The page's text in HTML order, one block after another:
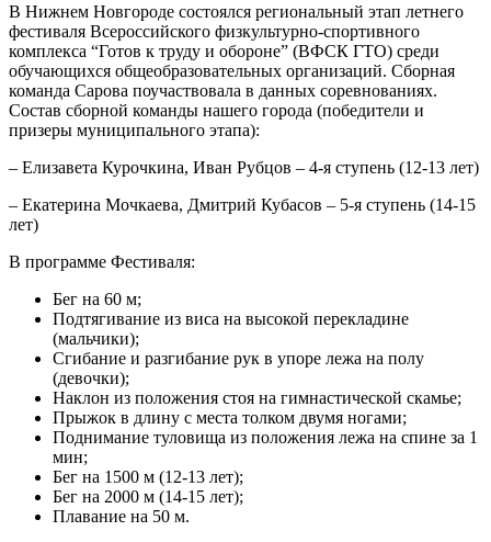
В Нижнем Новгороде состоялся региональный этап летнего
фестиваля Всероссийского физкультурно-спортивного
комплекса “Готов к труду и обороне” (ВФСК ГТО) среди
обучающихся общеобразовательных организаций. Сборная
команда Сарова поучаствовала в данных соревнованиях.
Состав сборной команды нашего города (победители и
призеры муниципального этапа):
– Елизавета Курочкина, Иван Рубцов – 4-я ступень (12-13 лет)
– Екатерина Мочкаева, Дмитрий Кубасов – 5-я ступень (14-15
лет)
В программе Фестиваля:
Бег на 60 м;
Подтягивание из виса на высокой перекладине
(мальчики);
Сгибание и разгибание рук в упоре лежа на полу
(девочки);
Наклон из положения стоя на гимнастической скамье;
Прыжок в длину с места толком двумя ногами;
Поднимание туловища из положения лежа на спине за 1
мин;
Бег на 1500 м (12-13 лет);
Бег на 2000 м (14-15 лет);
Плавание на 50 м.